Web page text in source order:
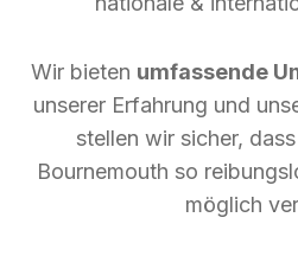
Wir bieten umfassende
unserer Erfahrung und
stellen wir sicher,
Bournemouth so
möglich